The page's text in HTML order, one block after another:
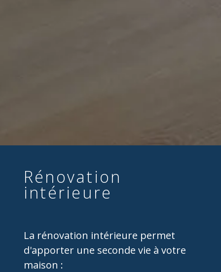
Rénovation
intérieure
La rénovation intérieure permet
d'apporter une seconde vie à votre
maison :